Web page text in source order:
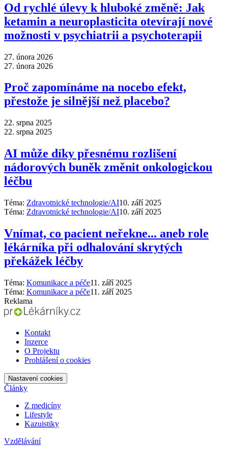
Od rychlé úlevy k hluboké změně: Jak
ketamin a neuroplasticita otevírají nové
možnosti v psychiatrii a psychoterapii
27. února 2026
27. února 2026
Proč zapomínáme na nocebo efekt,
přestože je silnější než placebo?
22. srpna 2025
22. srpna 2025
AI může díky přesnému rozlišení
nádorových buněk změnit onkologickou
léčbu
Téma: Zdravotnické technologie/AI10. září 2025
Téma: Zdravotnické technologie/AI10. září 2025
Vnímat, co pacient neřekne... aneb role
lékárníka při odhalování skrytých
překážek léčby
Téma: Komunikace a péče11. září 2025
Téma: Komunikace a péče11. září 2025
Reklama
Kontakt
Inzerce
O Projektu
Prohlášení o cookies
Nastavení cookies
Články
Z medicíny
Lifestyle
Kazuistiky
Vzdělávání